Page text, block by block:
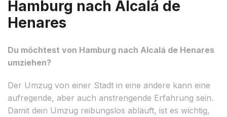
Hamburg nach Alcalá de
Henares
Du möchtest von Hamburg nach Alcalá de Henares
umziehen?
Der Umzug von einer Stadt in eine andere kann eine
aufregende, aber auch anstrengende Erfahrung sein.
Damit dein Umzug reibungslos abläuft, ist es wichtig,